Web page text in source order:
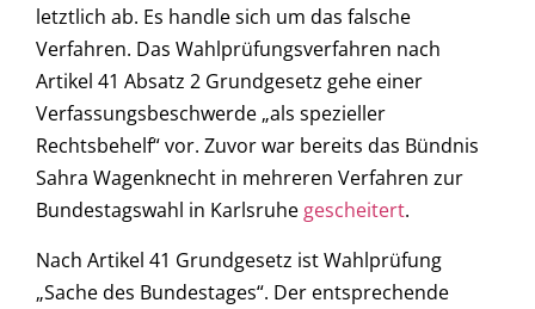
letztlich ab. Es handle sich um das falsche
Verfahren. Das Wahlprüfungsverfahren nach
Artikel 41 Absatz 2 Grundgesetz gehe einer
Verfassungsbeschwerde „als spezieller
Rechtsbehelf“ vor. Zuvor war bereits das Bündnis
Sahra Wagenknecht in mehreren Verfahren zur
Bundestagswahl in Karlsruhegescheitert.
Nach Artikel 41 Grundgesetz ist Wahlprüfung
„Sache des Bundestages“. Der entsprechende